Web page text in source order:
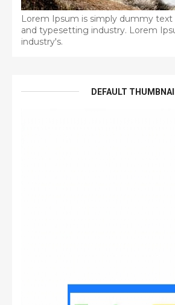
Lorem Ipsum is simply dummy
and typesetting industry. Lorem
industry's.
DEFAULT